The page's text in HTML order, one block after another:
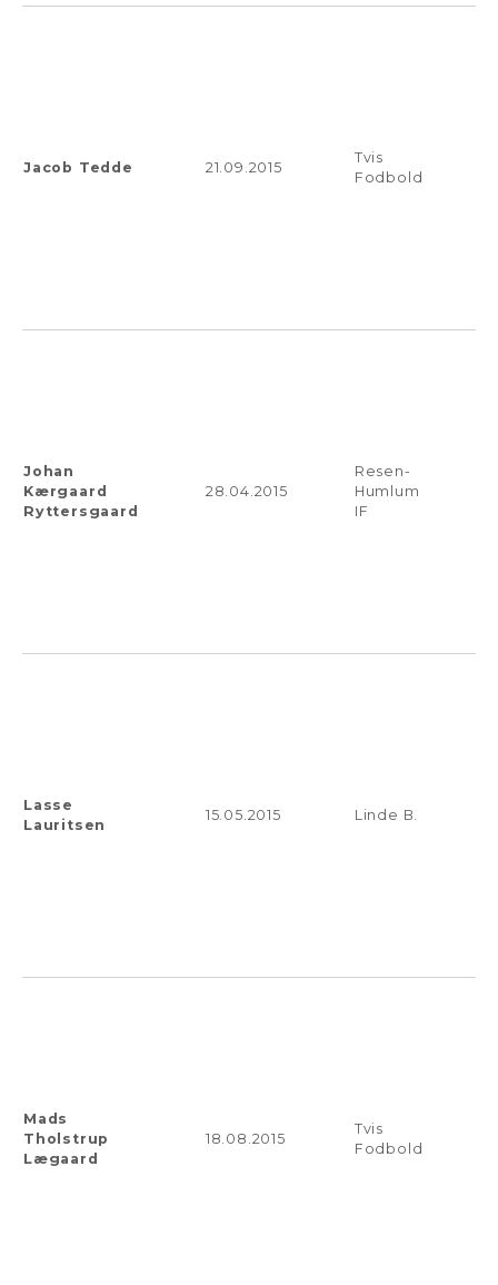
Jacob Tedde 21.09.2015
Tvis
Fodbold
Johan
Kærgaard
Ryttersgaard
28.04.2015
Resen-
Humlum
IF
Lasse
Lauritsen
15.05.2015 Linde B.
Mads
Tholstrup
Lægaard
18.08.2015
Tvis
Fodbold